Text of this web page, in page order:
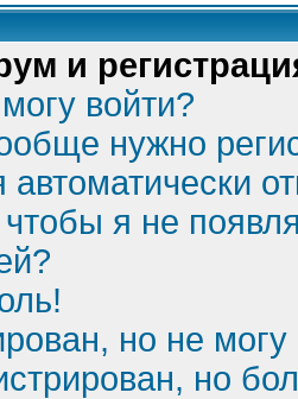
и
войти?
нужно
я не
но не могу
но